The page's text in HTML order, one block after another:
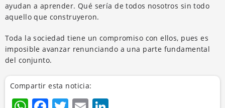
ayudan a aprender. Qué sería de todos nosotros sin todo
aquello que construyeron.
Toda la sociedad tiene un compromiso con ellos, pues es
imposible avanzar renunciando a una parte fundamental
del conjunto.
Compartir esta noticia: